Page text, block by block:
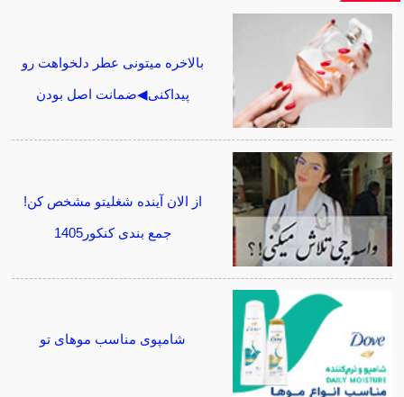
بالاخره میتونی عطر دلخواهت رو
پیداکنی◀ضمانت اصل بودن
از الان آینده شغلیتو مشخص کن!
جمع بندی کنکور1405
شامپوی مناسب موهای تو